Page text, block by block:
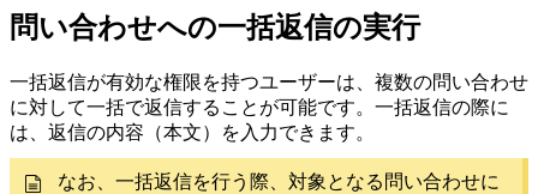
問い合わせへの一括返信の実行
一括返信が有効な権限を持つユーザーは、複数の問い合わせ
に対して一括で返信することが可能です。一括返信の際に
は、返信の内容（本文）を入力できます。
なお、一括返信を行う際、対象となる問い合わせに